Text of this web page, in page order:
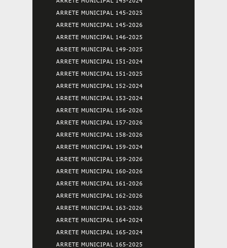
ARRETE MUNICIPAL 145-2025
ARRETE MUNICIPAL 145-2026
ARRETE MUNICIPAL 146-2025
ARRETE MUNICIPAL 149-2025
ARRETE MUNICIPAL 151-2024
ARRETE MUNICIPAL 151-2025
ARRETE MUNICIPAL 152-2024
ARRETE MUNICIPAL 153-2024
ARRETE MUNICIPAL 156-2026
ARRETE MUNICIPAL 157-2026
ARRETE MUNICIPAL 158-2026
ARRETE MUNICIPAL 159-2024
ARRETE MUNICIPAL 159-2026
ARRETE MUNICIPAL 160-2026
ARRETE MUNICIPAL 161-2026
ARRETE MUNICIPAL 162-2026
ARRETE MUNICIPAL 163-2026
ARRETE MUNICIPAL 164-2024
ARRETE MUNICIPAL 165-2024
ARRETE MUNICIPAL 165-2025